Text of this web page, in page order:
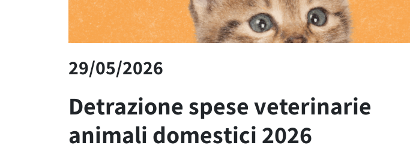
29/05/2026
Detrazione spese veterinarie
animali domestici 2026